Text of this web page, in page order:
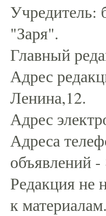
Учредитель:
"Заря".
Главный
Адрес
Ленина,12.
Адрес
Адреса
объявлений
Редакция не
к материалам.